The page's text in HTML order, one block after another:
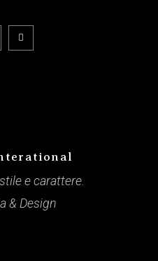
e carattere.
& Design